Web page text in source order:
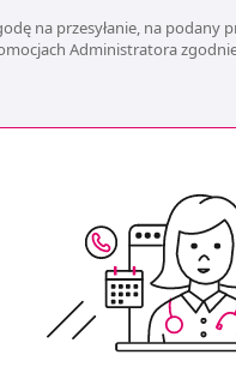
na przesyłanie, na podany
Administratora